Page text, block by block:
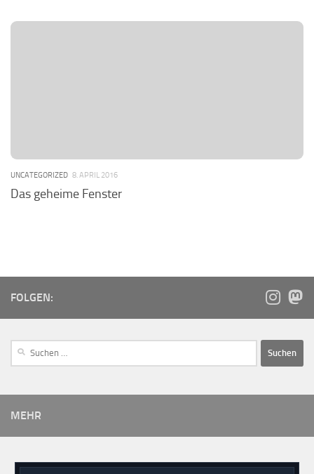
UNCATEGORIZED 8. APRIL 2016
Das geheime Fenster
FOLGEN:
MEHR